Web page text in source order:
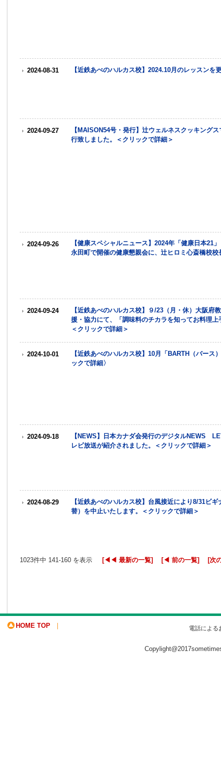
2024-08-31 【近鉄あべのハルカス校】2024.10月のレッスンを
2024-09-27
【MAISON54号・発行】辻ウェルネスクッキング
行致しました。＜クリックで詳細＞
2024-09-26
【健康スペシャルニュース】2024年「健康日本21
永田町で開催の健康懇親会に、辻ヒロミ心斎橋校
2024-09-24
【近鉄あべのハルカス校】９/23（月・休）大阪
援・協力にて、「調味料のチカラを知ってお料理
＜クリックで詳細＞
2024-10-01
【近鉄あべのハルカス校】10月「BARTH（バー
ックで詳細〉
2024-09-18
【NEWS】日本カナダ会発行のデジタルNEWS
レビ放送が紹介されました。＜クリックで詳細＞
2024-08-29
【近鉄あべのハルカス校】台風接近により8/31ビ
替）を中止いたします。＜クリックで詳細＞
1023件中 141-160 を表示 [◀◀ 最新の一覧] [◀ 前の一覧] [次
HOME TOP | 電話によ